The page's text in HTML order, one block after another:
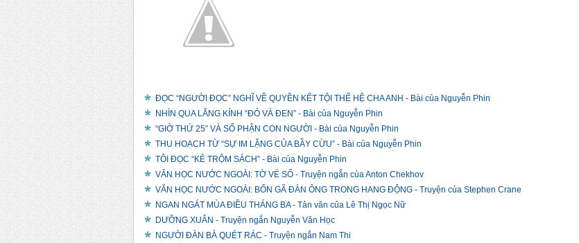
ĐỌC “NGƯỜI ĐỌC” NGHĨ VỀ QUYỀN KẾT TỘI THẾ HỆ CHA ANH - Bài của Nguyễn Phin
NHÌN QUA LĂNG KÍNH “ĐỎ VÀ ĐEN” - Bài của Nguyễn Phin
“GIỜ THỨ 25” VÀ SỐ PHẬN CON NGƯỜI - Bài của Nguyễn Phin
THU HOẠCH TỪ “SỰ IM LẶNG CỦA BẦY CỪU” - Bài của Nguyễn Phin
TÔI ĐỌC “KẺ TRỘM SÁCH” - Bài của Nguyễn Phin
VĂN HỌC NƯỚC NGOÀI: TỜ VÉ SỐ - Truyện ngắn của Anton Chekhov
VĂN HỌC NƯỚC NGOÀI: BỐN GÃ ĐÀN ÔNG TRONG HANG ĐỘNG - Truyện của Stephen Crane
NGAN NGÁT MÙA ĐIỀU THÁNG BA - Tản văn của Lê Thị Ngọc Nữ
DƯỠNG XUÂN - Truyện ngắn Nguyễn Văn Học
NGƯỜI ĐÀN BÀ QUÉT RÁC - Truyện ngắn Nam Thi